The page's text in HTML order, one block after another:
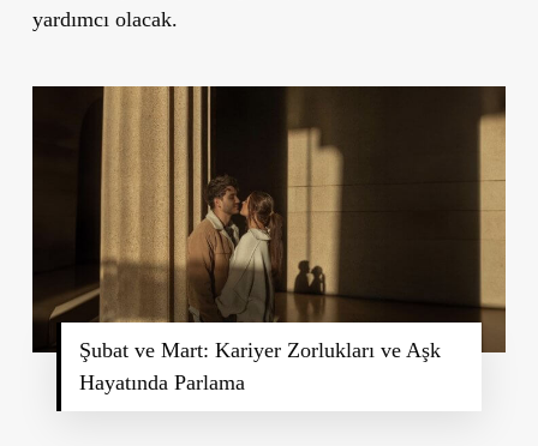
yardımcı olacak.
Şubat ve Mart: Kariyer Zorlukları ve Aşk
Hayatında Parlama